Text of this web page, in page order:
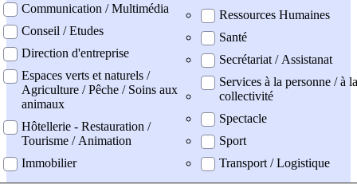
Communication / Multimédia
Conseil / Etudes
Direction d'entreprise
Espaces verts et naturels /
Agriculture / Pêche / Soins aux
animaux
Hôtellerie - Restauration /
Tourisme / Animation
Immobilier
Ressources Humaines
Santé
Secrétariat / Assistanat
Services à la personne / à la
collectivité
Spectacle
Sport
Transport / Logistique